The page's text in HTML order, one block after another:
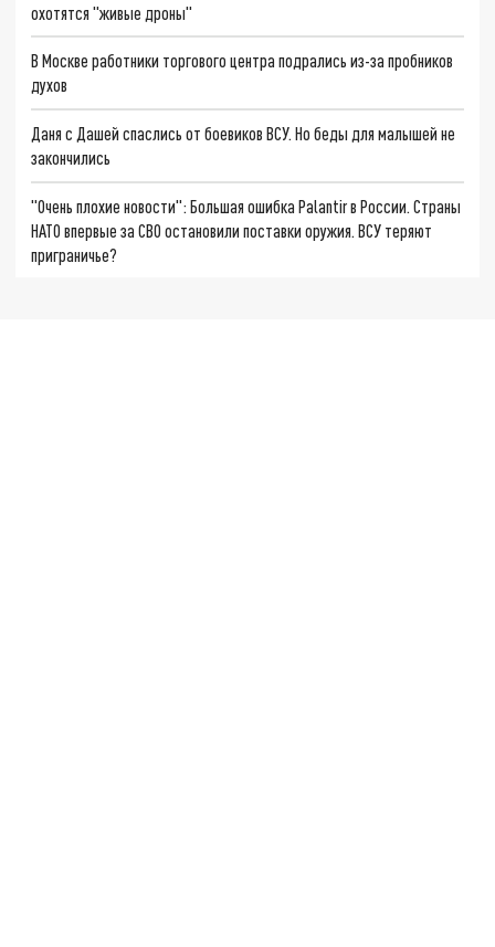
охотятся "живые дроны"
В Москве работники торгового центра подрались из-за пробников
духов
Даня с Дашей спаслись от боевиков ВСУ. Но беды для малышей не
закончились
"Очень плохие новости": Большая ошибка Palantir в России. Страны
НАТО впервые за СВО остановили поставки оружия. ВСУ теряют
приграничье?